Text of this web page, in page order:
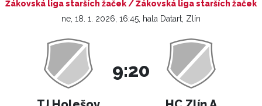
Žákovská liga starších žaček / Žákovská liga starších žaček
ne, 18. 1. 2026, 16:45, hala Datart, Zlín
9:20